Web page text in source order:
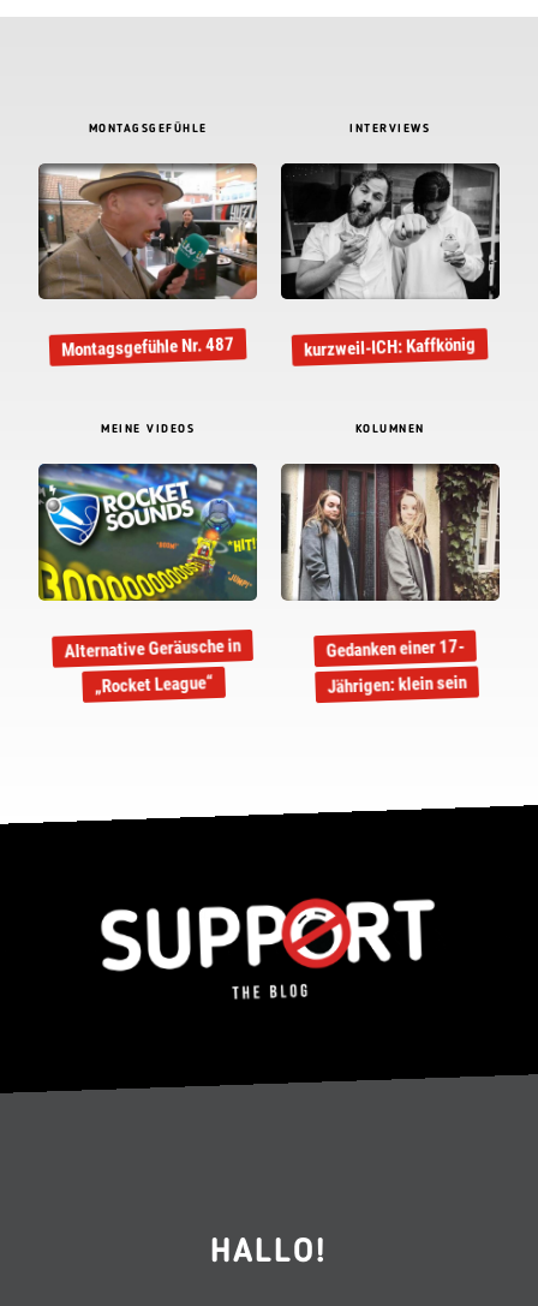
MONTAGSGEFÜHLE
Montagsgefühle Nr. 487
INTERVIEWS
kurzweil-ICH: Kaffkönig
MEINE VIDEOS
Alternative Geräusche in
„Rocket League“
KOLUMNEN
Gedanken einer 17-
Jährigen: klein sein
HALLO!